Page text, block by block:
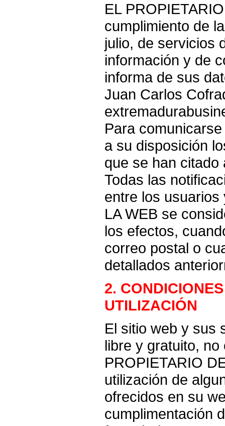
EL
cumplimiento de
julio, de servicios
información y de
informa de sus
Juan Carlos
Para
a su disposición
que se han citado
Todas las
entre los usuarios
LA WEB se
los efectos,
correo postal o
detallados
2.
UTILIZACIÓN
El sitio web y sus
libre y gratuito, no
PROPIETARIO
utilización de
ofrecidos en su
cumplimentación